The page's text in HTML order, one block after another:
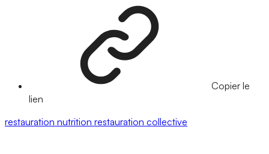
Copier le
lien
restauration nutrition restauration collective